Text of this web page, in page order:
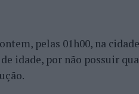
pelas 01h00, na
de idade, por não possuir